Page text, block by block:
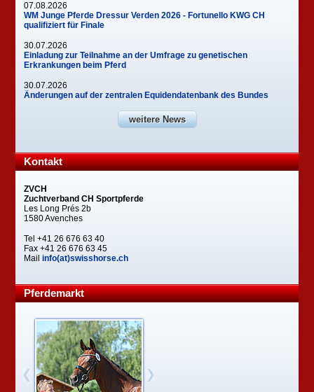
07.08.2026
WM Junge Pferde Dressur Verden 2026 - Fortunello KWG CH
qualifiziert für Finale
30.07.2026
Einladung zur Teilnahme an der Umfrage zu genetischen
Erkrankungen beim Pferd
30.07.2026
Änderungen auf der zentralen Equidendatenbank des Bundes
weitere News
Kontakt
ZVCH
Zuchtverband CH Sportpferde
Les Long Prés 2b
1580 Avenches
Tel +41 26 676 63 40
Fax +41 26 676 63 45
Mailinfo(at)swisshorse.ch
Pferdemarkt